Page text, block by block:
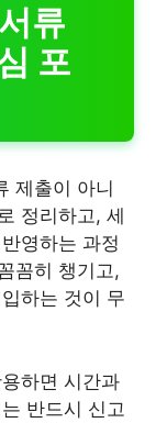
류
포
제출이 아니
정리하고, 세
영하는 과정
꼼히 챙기고,
하는 것이 무
하면 시간과
반드시 신고